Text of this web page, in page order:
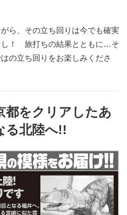
ら、その立ち回りは今でも確実
し！ 旅打ちの結果とともに…そ
の立ち回りをお楽しみくださ
都をクリアしたあ
る北陸へ!!